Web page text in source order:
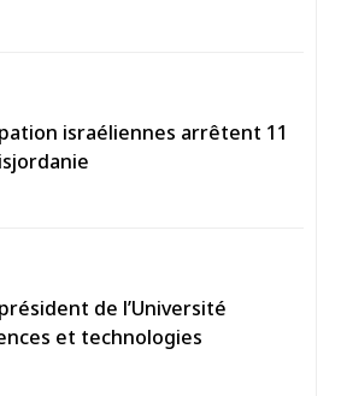
israéliennes arrêtent 11
de l’Université
et technologies